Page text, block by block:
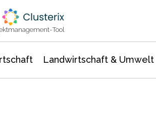
Tool
Landwirtschaft & Umwelt